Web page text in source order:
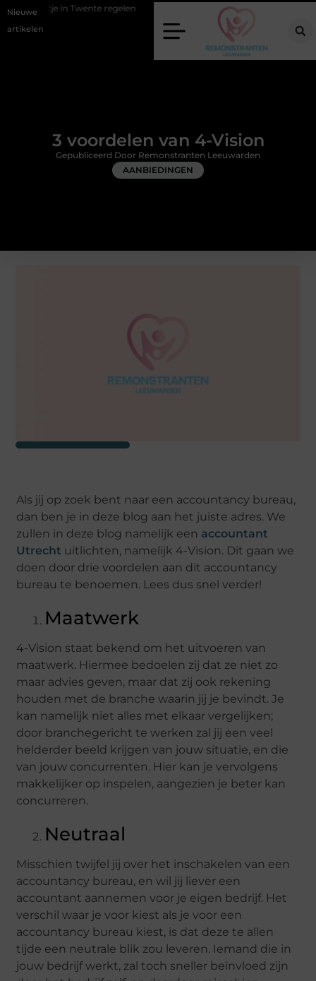
Nieuwe
artikelen
regelen Wat zero-click search betekent voor de toekomst van
3 voordelen van 4-Vision
AANBIEDINGEN
Gepubliceerd Door Remonstranten Leeuwarden
Als jij op zoek bent naar een accountancy bureau,
dan ben je in deze blog aan het juiste adres. We
zullen in deze blog namelijk een accountant
Utrecht uitlichten, namelijk 4-Vision. Dit gaan we
doen door drie voordelen aan dit accountancy
bureau te benoemen. Lees dus snel verder!
Maatwerk
4-Vision staat bekend om het uitvoeren van
maatwerk. Hiermee bedoelen zij dat ze niet zo
maar advies geven, maar dat zij ook rekening
houden met de branche waarin jij je bevindt. Je
kan namelijk niet alles met elkaar vergelijken;
door branchegericht te werken zal jij een veel
helderder beeld krijgen van jouw situatie, en die
van jouw concurrenten. Hier kan je vervolgens
makkelijker op inspelen, aangezien je beter kan
concurreren.
Neutraal
Misschien twijfel jij over het inschakelen van een
accountancy bureau, en wil jij liever een
accountant aannemen voor je eigen bedrijf. Het
verschil waar je voor kiest als je voor een
accountancy bureau kiest, is dat deze te allen
tijde een neutrale blik zou leveren. Iemand die in
jouw bedrijf werkt, zal toch sneller beïnvloed zijn